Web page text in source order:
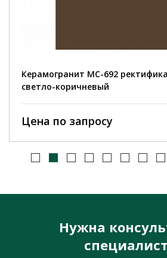
Керамогранит MC-692
светло-коричневый
Цена по запросу
Нужна